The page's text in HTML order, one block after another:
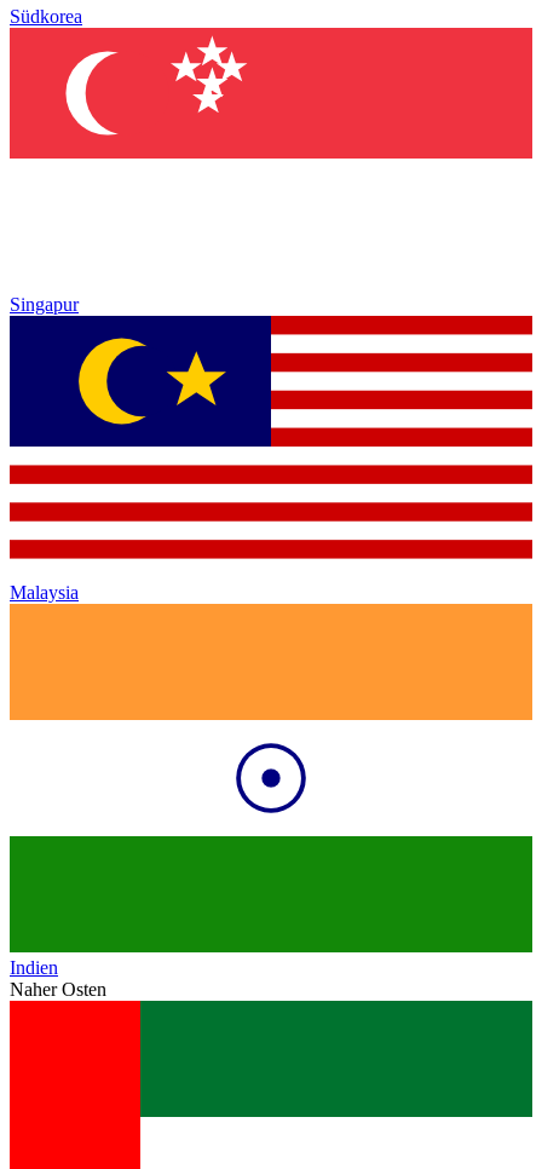
Südkorea
Singapur
Malaysia
Indien
Naher Osten